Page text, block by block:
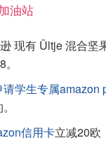
油站
现有 Ültje 混合坚
学生专属amazon
信用卡立减20欧